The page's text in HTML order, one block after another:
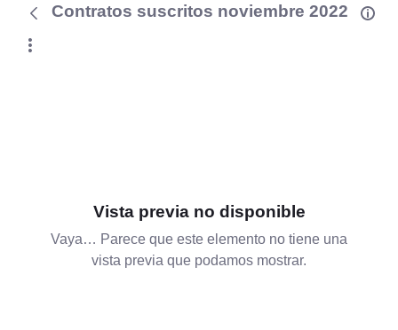
Contratos suscritos noviembre 2022
Vista previa no disponible
Vaya… Parece que este elemento no tiene una
vista previa que podamos mostrar.